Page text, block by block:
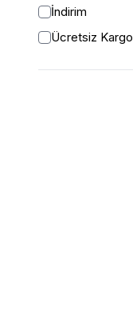
İndirim
Ücretsiz Kargo